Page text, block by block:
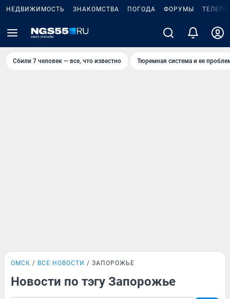
НЕДВИЖИМОСТЬ ЗНАКОМСТВА ПОГОДА ФОРУМЫ
Сбили 7 человек — все, что известно Тюремная система и ее
ОМСК ВСЕ НОВОСТИ ЗАПОРОЖЬЕ
Новости по тэгу Запорожье